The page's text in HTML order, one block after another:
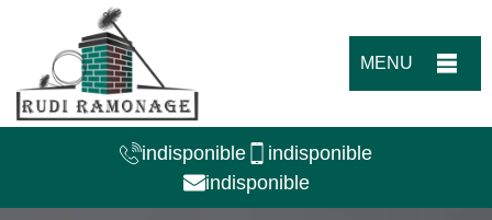
MENU
indisponible
indisponible
indisponible